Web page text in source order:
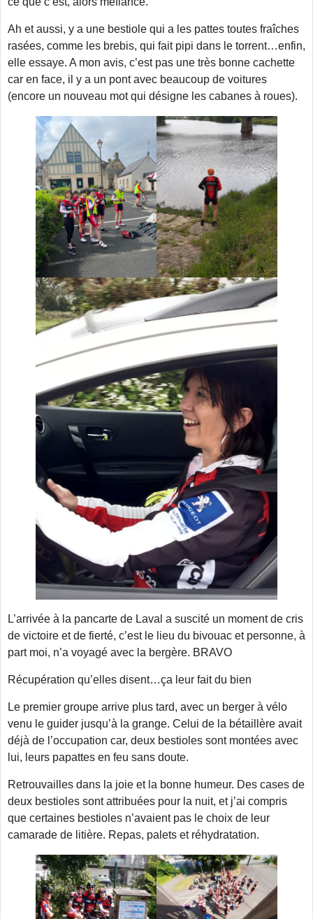
Ah et aussi, y a une bestiole qui a les pattes toutes fraîches
rasées, comme les brebis, qui fait pipi dans le torrent…enfin,
elle essaye. A mon avis, c’est pas une très bonne cachette
car en face, il y a un pont avec beaucoup de voitures
(encore un nouveau mot qui désigne les cabanes à roues).
L’arrivée à la pancarte de Laval a suscité un moment de cris
de victoire et de fierté, c’est le lieu du bivouac et personne, à
part moi, n’a voyagé avec la bergère. BRAVO
Récupération qu’elles disent…ça leur fait du bien
Le premier groupe arrive plus tard, avec un berger à vélo
venu le guider jusqu’à la grange. Celui de la bétaillère avait
déjà de l’occupation car, deux bestioles sont montées avec
lui, leurs papattes en feu sans doute.
Retrouvailles dans la joie et la bonne humeur. Des cases de
deux bestioles sont attribuées pour la nuit, et j’ai compris
que certaines bestioles n’avaient pas le choix de leur
camarade de litière. Repas, palets et réhydratation.